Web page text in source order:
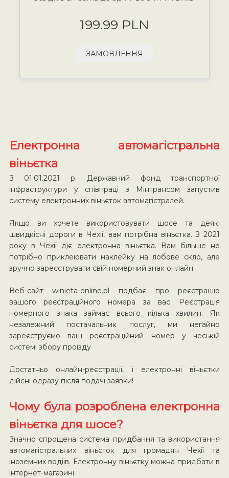
199.99 PLN
ЗАМОВЛЕННЯ
Електронна автомагістральна
віньєтка
З 01.01.2021 р. Державний фонд транспортної
інфраструктури у співпраці з Мінтрансом запустив
систему електронних віньєток автомагістралей.
Якщо ви хочете використовувати шосе та деякі
швидкісні дороги в Чехії, вам потрібна віньєтка. З 2021
року в Чехії діє електронна віньєтка. Вам більше не
потрібно приклеювати наклейку на лобове скло, але
зручно зареєструвати свій номерний знак онлайн.
Веб-сайт winieta-online.pl подбає про реєстрацію
вашого реєстраційного номера за вас. Реєстрація
номерного знака займає всього кілька хвилин. Як
незалежний постачальник послуг, ми негайно
зареєструємо ваш реєстраційний номер у чеській
системі збору проїзду
Достатньо онлайн-реєстрації, і електронні віньєтки
дійсні одразу після подачі заявки!
Чому була розроблена електронна
віньєтка для шосе?
Значно спрощена система придбання та використання
автомагістральних віньєток для громадян Чехії та
іноземних водіїв. Електронну віньєтку можна придбати в
інтернет-магазині.